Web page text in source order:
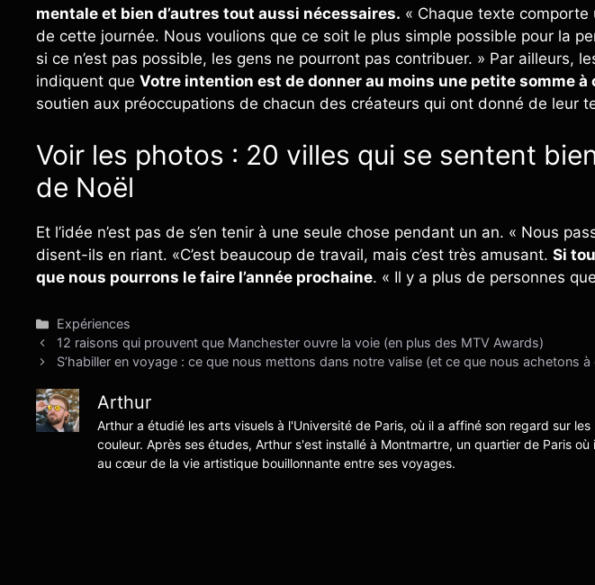
mentale et bien d’autres tout aussi nécessaires. « Chaque texte
de cette journée. Nous voulions que ce soit le plus simple possible pour la
si ce n’est pas possible, les gens ne pourront pas contribuer. » Par ailleurs,
indiquent que Votre intention est de donner au moins une petite somme à
soutien aux préoccupations de chacun des créateurs qui ont donné de leur
Voir les photos : 20 villes qui se sentent
de Noël
Et l’idée n’est pas de s’en tenir à une seule chose pendant un an. « Nous
disent-ils en riant. «C’est beaucoup de travail, mais c’est très amusant. Si
que nous pourrons le faire l’année prochaine. « Il y a plus de personnes
Catégories
Expériences
12 raisons qui prouvent que Manchester ouvre la voie (en plus des MTV Awards)
S’habiller en voyage : ce que nous mettons dans notre valise (et ce que nous achetons
Arthur
Arthur a étudié les arts visuels à l'Université de Paris, où il a affiné son regard sur
couleur. Après ses études, Arthur s'est installé à Montmartre, un quartier de Paris
au cœur de la vie artistique bouillonnante entre ses voyages.